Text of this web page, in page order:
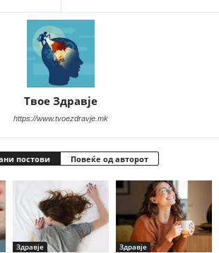
Твое Здравје
https://www.tvoezdravje.mk
постови Повеќе од авторот
Здравје Здравје